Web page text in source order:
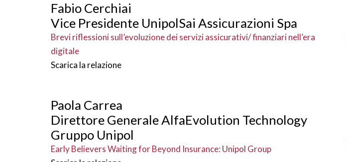
Fabio Cerchiai
Vice Presidente UnipolSai Assicurazioni Spa
Brevi riflessioni sull’evoluzione dei servizi assicurativi/ finanziari nell’era
digitale
Scarica la relazione
Paola Carrea
Direttore Generale AlfaEvolution Technology
Gruppo Unipol
Early Believers Waiting for Beyond Insurance: Unipol Group